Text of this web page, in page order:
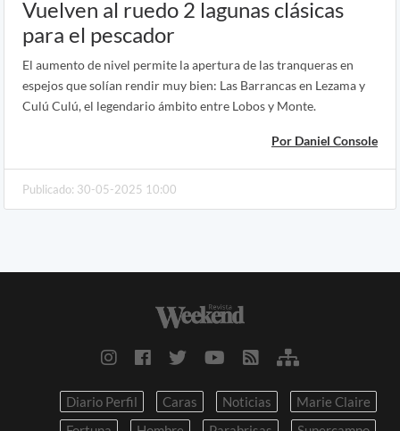
Vuelven al ruedo 2 lagunas clásicas
para el pescador
El aumento de nivel permite la apertura de las tranqueras en
espejos que solían rendir muy bien: Las Barrancas en Lezama y
Culú Culú, el legendario ámbito entre Lobos y Monte.
Por Daniel Console
Publicado: 30-05-2025 10:00
Diario Perfil Caras Noticias
Marie Claire